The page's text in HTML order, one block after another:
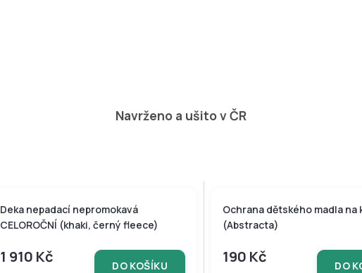
Navrženo a ušito v ČR
Deka nepadací nepromokavá
CELOROČNÍ (khaki, černý fleece)
1 910 Kč DO KOŠÍKU
Ochrana dětského madla na
(Abstracta)
190 Kč DO